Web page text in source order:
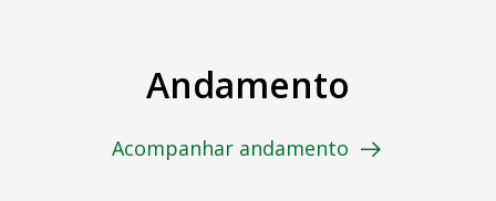
Andamento
Acompanhar andamento